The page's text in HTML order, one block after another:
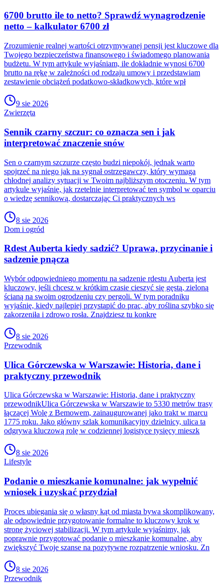
6700 brutto ile to netto? Sprawdź wynagrodzenie
netto – kalkulator 6700 zł
Zrozumienie realnej wartości otrzymywanej pensji jest kluczowe dla
Twojego bezpieczeństwa finansowego i świadomego planowania
budżetu. W tym artykule wyjaśniam, ile dokładnie wynosi 6700
brutto na rękę w zależności od rodzaju umowy i przedstawiam
zestawienie obciążeń podatkowo-składkowych, które wpł
9 sie 2026
Zwierzęta
Sennik czarny szczur: co oznacza sen i jak
interpretować znaczenie snów
Sen o czarnym szczurze często budzi niepokój, jednak warto
spojrzeć na niego jak na sygnał ostrzegawczy, który wymaga
chłodnej analizy sytuacji w Twoim najbliższym otoczeniu. W tym
artykule wyjaśnię, jak rzetelnie interpretować ten symbol w oparciu
o wiedzę sennikową, dostarczając Ci praktycznych ws
8 sie 2026
Dom i ogród
Rdest Auberta kiedy sadzić? Uprawa, przycinanie i
sadzenie pnącza
Wybór odpowiedniego momentu na sadzenie rdestu Auberta jest
kluczowy, jeśli chcesz w krótkim czasie cieszyć się gęstą, zieloną
ścianą na swoim ogrodzeniu czy pergoli. W tym poradniku
wyjaśnię, kiedy najlepiej przystąpić do prac, aby roślina szybko się
zakorzeniła i zdrowo rosła. Znajdziesz tu konkre
8 sie 2026
Przewodnik
Ulica Górczewska w Warszawie: Historia, dane i
praktyczny przewodnik
Ulica Górczewska w Warszawie: Historia, dane i praktyczny
przewodnikUlica Górczewska w Warszawie to 5330 metrów trasy
łączącej Wolę z Bemowem, zainaugurowanej jako trakt w marcu
1775 roku. Jako główny szlak komunikacyjny dzielnicy, ulica ta
odgrywa kluczową rolę w codziennej logistyce tysięcy mieszk
8 sie 2026
Lifestyle
Podanie o mieszkanie komunalne: jak wypełnić
wniosek i uzyskać przydział
Proces ubiegania się o własny kąt od miasta bywa skomplikowany,
ale odpowiednie przygotowanie formalne to kluczowy krok w
stronę życiowej stabilizacji. W tym artykule wyjaśnimy, jak
poprawnie przygotować podanie o mieszkanie komunalne, aby
zwiększyć Twoje szanse na pozytywne rozpatrzenie wniosku. Zn
8 sie 2026
Przewodnik